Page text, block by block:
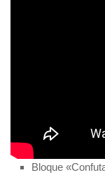
Bloque